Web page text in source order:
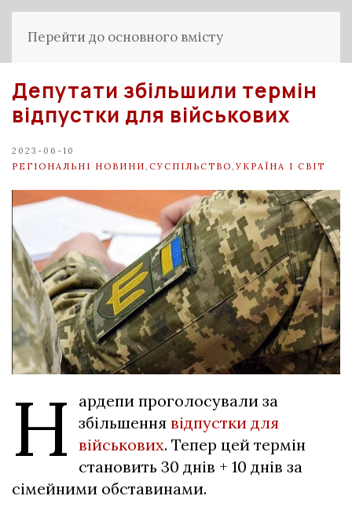
Перейти до основного вмісту
Депутати збільшили термін
відпустки для військових
2023-06-10
РЕГІОНАЛЬНІ НОВИНИ СУСПІЛЬСТВО УКРАЇНА І СВІТ
Н
ардепи проголосували за
збільшення відпустки для
військових. Тепер цей термін
становить 30 днів + 10 днів за
сімейними обставинами.